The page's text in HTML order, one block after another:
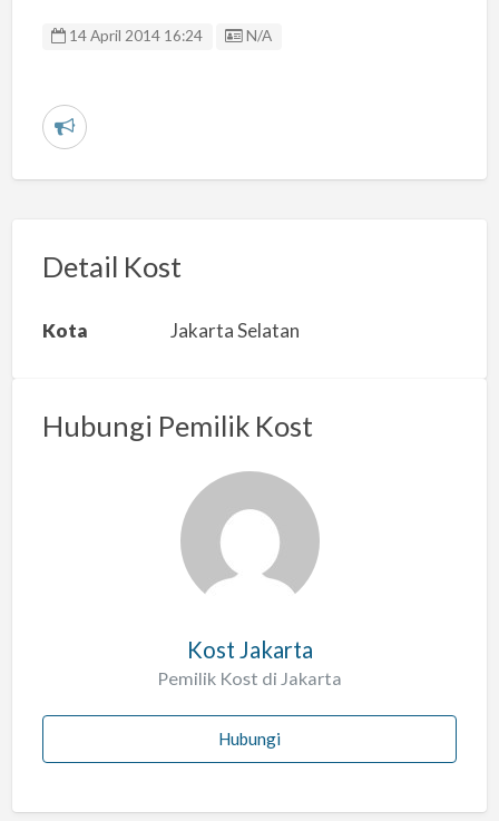
14 April 2014 16:24 Listing ID
N/A
L
r
a
s
Detail Kost
Kota Jakarta Selatan
Hubungi Pemilik Kost
Kost Jakarta
Pemilik Kost di Jakarta
Hubungi